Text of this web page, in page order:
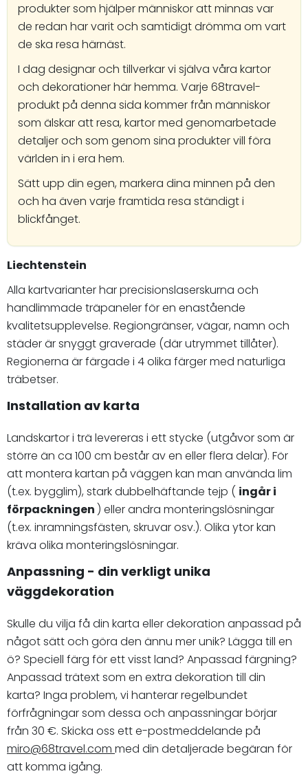
produkter som hjälper människor att minnas var
de redan har varit och samtidigt drömma om vart
de ska resa härnäst.
I dag designar och tillverkar vi själva våra kartor
och dekorationer här hemma. Varje 68travel-
produkt på denna sida kommer från människor
som älskar att resa, kartor med genomarbetade
detaljer och som genom sina produkter vill föra
världen in i era hem.
Sätt upp din egen, markera dina minnen på den
och ha även varje framtida resa ständigt i
blickfånget.
Liechtenstein
Alla kartvarianter har precisionslaserskurna och
handlimmade träpaneler för en enastående
kvalitetsupplevelse. Regiongränser, vägar, namn och
städer är snyggt graverade (där utrymmet tillåter).
Regionerna är färgade i 4 olika färger med naturliga
träbetser.
Installation av karta
Landskartor i trä levereras i ett stycke (utgåvor som är
större än ca 100 cm består av en eller flera delar). För
att montera kartan på väggen kan man använda lim
(t.ex. bygglim), stark dubbelhäftande tejp ( ingår i
förpackningen ) eller andra monteringslösningar
(t.ex. inramningsfästen, skruvar osv.). Olika ytor kan
kräva olika monteringslösningar.
Anpassning - din verkligt unika
väggdekoration
Skulle du vilja få din karta eller dekoration anpassad på
något sätt och göra den ännu mer unik? Lägga till en
ö? Speciell färg för ett visst land? Anpassad färgning?
Anpassad trätext som en extra dekoration till din
karta? Inga problem, vi hanterar regelbundet
förfrågningar som dessa och anpassningar börjar
från 30 €. Skicka oss ett e-postmeddelande på
miro@68travel.com med din detaljerade begäran för
att komma igång.